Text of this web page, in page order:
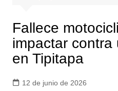
Fallece
impactar
en Tipitapa
12 de junio de 2026